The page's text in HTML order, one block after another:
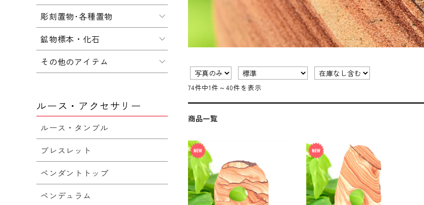
74件中1件～40件を表示
商品一覧
彫刻置物･各種置物
鉱物標本・化石
その他のアイテム
ルース・アクセサリー
ルース・タンブル
ブレスレット
ペンダントトップ
ペンデュラム